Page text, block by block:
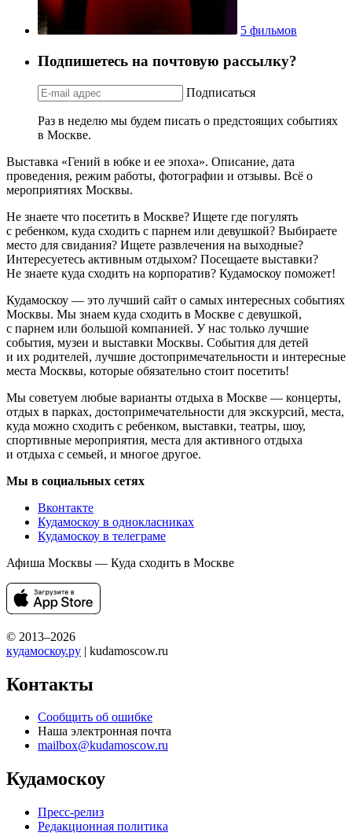
5 фильмов
Подпишетесь на почтовую рассылку?
Подписаться
Раз в неделю мы будем писать о предстоящих событиях
в Москве.
Выставка «Гений в юбке и ее эпоха». Описание, дата
проведения, режим работы, фотографии и отзывы. Всё о
мероприятиях Москвы.
Не знаете что посетить в Москве? Ищете где погулять
с ребенком, куда сходить с парнем или девушкой? Выбираете
место для свидания? Ищете развлечения на выходные?
Интересуетесь активным отдыхом? Посещаете выставки?
Не знаете куда сходить на корпоратив? Кудамоскоу поможет!
Кудамоскоу — это лучший сайт о самых интересных событиях
Москвы. Мы знаем куда сходить в Москве с девушкой,
с парнем или большой компанией. У нас только лучшие
события, музеи и выставки Москвы. События для детей
и их родителей, лучшие достопримечательности и интересные
места Москвы, которые обязательно стоит посетить!
Мы советуем любые варианты отдыха в Москве — концерты,
отдых в парках, достопримечательности для экскурсий, места,
куда можно сходить с ребенком, выставки, театры, шоу,
спортивные мероприятия, места для активного отдыха
и отдыха с семьей, и многое другое.
Мы в социальных сетях
Вконтакте
Кудамоскоу в однокласниках
Кудамоскоу в телеграме
Афиша Москвы — Куда сходить в Москве
© 2013–2026
кудамоскоу.ру | kudamoscow.ru
Контакты
Сообщить об ошибке
Наша электронная почта
mailbox@kudamoscow.ru
Кудамоскоу
Пресс-релиз
Редакционная политика